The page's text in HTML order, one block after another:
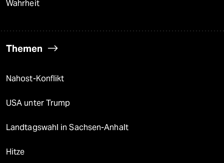
Wahrheit
Themen
Nahost-Konflikt
USA unter Trump
Landtagswahl in Sachsen-Anhalt
Hitze